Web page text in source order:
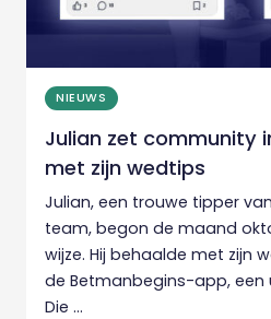
NIEUWS
Julian zet community
met zijn wedtips
Julian, een trouwe tipper
team, begon de maand
wijze. Hij behaalde met zijn
de Betmanbegins-app, een
Die ...